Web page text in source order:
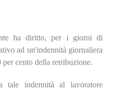
ha diritto, per i giorni di
ad un'indennità giornaliera
cento della retribuzione.
indennità al lavoratore